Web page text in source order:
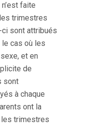
faite
trimestres
sont attribués
le cas où les
et en
de
sont
à chaque
ont la
trimestres